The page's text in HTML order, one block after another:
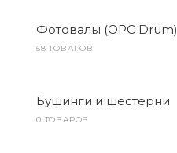
Фотовалы (OPC Drum)
58 ТОВАРОВ
Бушинги и шестерни
0 ТОВАРОВ